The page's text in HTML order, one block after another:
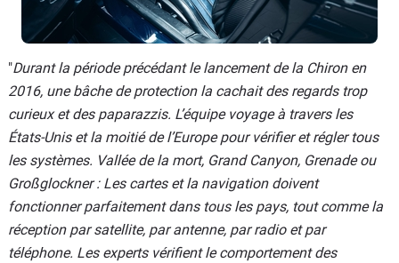
"Durant la période précédant le lancement de la Chiron en
2016, une bâche de protection la cachait des regards trop
curieux et des paparazzis. L’équipe voyage à travers les
États-Unis et la moitié de l’Europe pour vérifier et régler tous
les systèmes. Vallée de la mort, Grand Canyon, Grenade ou
Großglockner : Les cartes et la navigation doivent
fonctionner parfaitement dans tous les pays, tout comme la
réception par satellite, par antenne, par radio et par
téléphone. Les experts vérifient le comportement des